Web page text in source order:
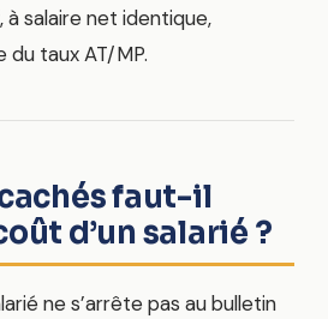
salaire net identique,
du taux AT/MP.
faut-il
d’un salarié ?
ne s’arrête pas au bulletin